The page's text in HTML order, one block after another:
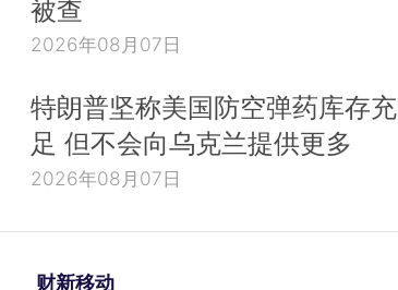
被查
2026年08月07日
特朗普坚称美国防空弹药库存充
足 但不会向乌克兰提供更多
2026年08月07日
财新移动